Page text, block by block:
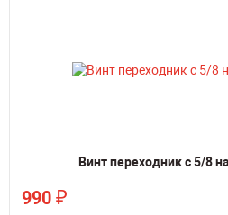
Винт переходник c 5/8
990 ₽